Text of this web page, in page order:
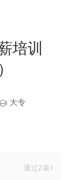
培训
大专
通过2项